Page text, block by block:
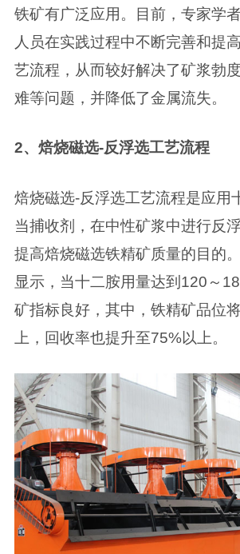
铁矿有广泛应用。目前，专家学
人员在实践过程中不断完善和提
艺流程，从而较好解决了矿浆勃
难等问题，并降低了金属流失。
2、焙烧磁选-反浮选工艺流程
焙烧磁选-反浮选工艺流程是应用
当捕收剂，在中性矿浆中进行反
提高焙烧磁选铁精矿质量的目的
显示，当十二胺用量达到120～
矿指标良好，其中，铁精矿品位
上，回收率也提升至75%以上。